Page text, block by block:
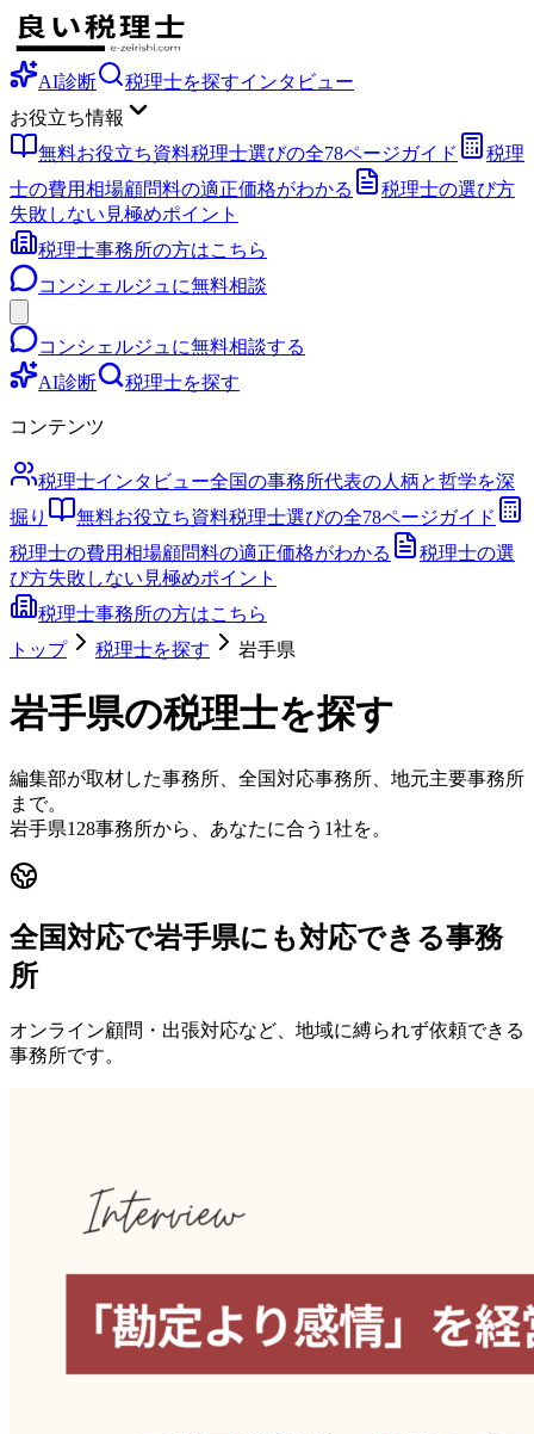
AI診断 税理士を探すインタビュー
お役立ち情報
無料お役立ち資料税理士選びの全78ページガイド
税理
士の費用相場顧問料の適正価格がわかる
税理士の選び方
失敗しない見極めポイント
税理士事務所の方はこちら
コンシェルジュに無料相談
コンシェルジュに無料相談する
AI診断
税理士を探す
コンテンツ
税理士インタビュー全国の事務所代表の人柄と哲学を深
掘り
無料お役立ち資料税理士選びの全78ページガイド
税理士の費用相場顧問料の適正価格がわかる
税理士の選
び方失敗しない見極めポイント
税理士事務所の方はこちら
トップ
税理士を探す 岩手県
岩手県の税理士を探す
編集部が取材した事務所、全国対応事務所、地元主要事務所
まで。
岩手県128事務所から、あなたに合う1社を。
全国対応で岩手県にも対応できる事務
所
オンライン顧問・出張対応など、地域に縛られず依頼できる
事務所です。